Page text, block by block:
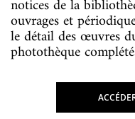
notices de la
ouvrages et
le détail des œuvres
photothèque